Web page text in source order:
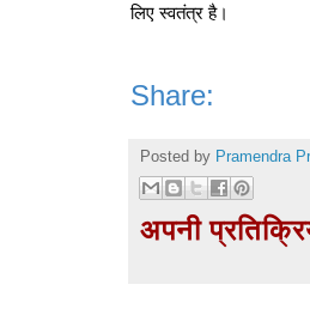
लिए स्वतंत्र है।
Share:
Posted by Pramendra
अपनी